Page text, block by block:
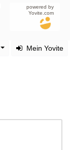
powered by
Yovite.com
Mein Yovite